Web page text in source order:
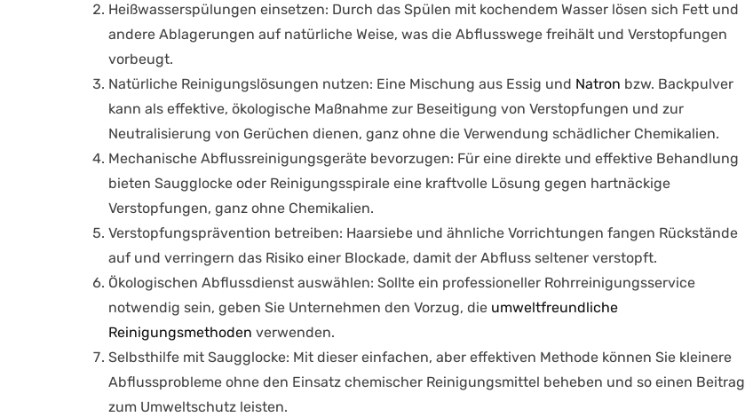
Heißwasserspülungen einsetzen: Durch das Spülen mit kochendem Wasser lösen sich Fett und
andere Ablagerungen auf natürliche Weise, was die Abflusswege freihält und Verstopfungen
vorbeugt.
Natürliche Reinigungslösungen nutzen: Eine Mischung aus Essig und Natron bzw. Backpulver
kann als effektive, ökologische Maßnahme zur Beseitigung von Verstopfungen und zur
Neutralisierung von Gerüchen dienen, ganz ohne die Verwendung schädlicher Chemikalien.
Mechanische Abflussreinigungsgeräte bevorzugen: Für eine direkte und effektive Behandlung
bieten Saugglocke oder Reinigungsspirale eine kraftvolle Lösung gegen hartnäckige
Verstopfungen, ganz ohne Chemikalien.
Verstopfungsprävention betreiben: Haarsiebe und ähnliche Vorrichtungen fangen Rückstände
auf und verringern das Risiko einer Blockade, damit der Abfluss seltener verstopft.
Ökologischen Abflussdienst auswählen: Sollte ein professioneller Rohrreinigungsservice
notwendig sein, geben Sie Unternehmen den Vorzug, die umweltfreundliche
Reinigungsmethoden verwenden.
Selbsthilfe mit Saugglocke: Mit dieser einfachen, aber effektiven Methode können Sie kleinere
Abflussprobleme ohne den Einsatz chemischer Reinigungsmittel beheben und so einen Beitrag
zum Umweltschutz leisten.